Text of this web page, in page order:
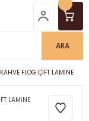
ARA
FLOG ÇİFT LAMİNE